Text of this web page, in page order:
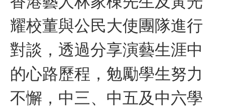
耀校董與公民大使團隊進行
對談，透過分享演藝生涯中
的心路歷程，勉勵學生努力
不懈，中三、中五及中六學